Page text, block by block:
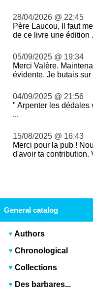
28/04/2026 @ 22:45
Père Laucou, Il faut
de ce livre une édition
05/09/2025 @ 19:34
Merci Valère.
évidente. Je butais sur
04/09/2025 @ 21:56
" Arpenter les dédales
...
15/08/2025 @ 16:43
Merci pour la pub !
d'avoir ta contribution.
General catalog
Authors
Chronological
Collections
Des barbares...